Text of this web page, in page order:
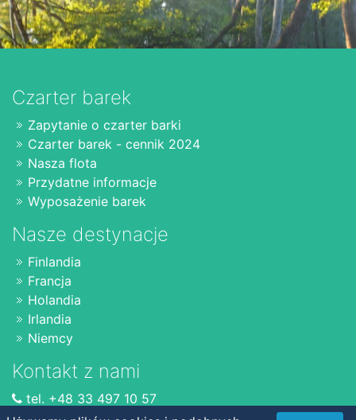
Czarter barek
Zapytanie o czarter barki
Czarter barek - cennik 2024
Nasza flota
Przydatne informacje
Wyposażenie barek
Nasze destynacje
Finlandia
Francja
Holandia
Irlandia
Niemcy
Kontakt z nami
tel. +48 33 497 10 57